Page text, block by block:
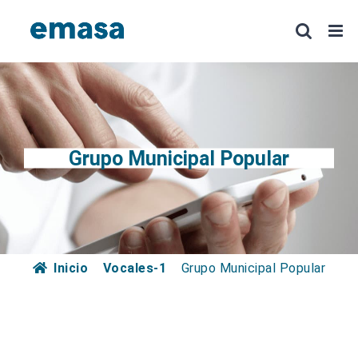
Grupo Municipal Popular
Inicio Vocales-1 Grupo Municipal Popular